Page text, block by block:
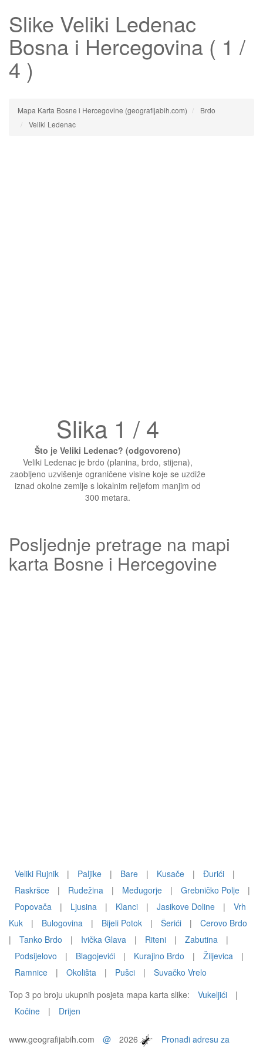
Slike Veliki Ledenac
Bosna i Hercegovina ( 1 /
4 )
Mapa Karta Bosne i Hercegovine (geografijabih.com)
Brdo
Veliki Ledenac
Slika 1 / 4
Što je Veliki Ledenac? (odgovoreno)
Veliki Ledenac je brdo (planina, brdo, stijena),
zaobljeno uzvišenje ograničene visine koje se uzdiže
iznad okolne zemlje s lokalnim reljefom manjim od
300 metara.
Posljednje pretrage na mapi
karta Bosne i Hercegovine
Veliki Rujnik | Paljike | Bare | Kusače | Đurići
|
Raskršce
| Rudežina | Međugorje | Grebničko Polje
|
Popovača
| Ljusina | Klanci | Jasikove Doline |
Vrh
Kuk
| Bulogovina | Bijeli Potok | Šerići |
Cerovo Brdo
|
Tanko Brdo | Ivička Glava | Riteni | Zabutina
|
Podsijelovo
| Blagojevići | Kurajino Brdo | Žiljevica
|
Ramnice
| Okolišta | Pušci |
Suvačko Vrelo
Top 3 po broju ukupnih posjeta mapa karta slike:
Vukeljići
|
Kočine
| Drijen
www.geografijabih.com @ 2026
Pronađi adresu za